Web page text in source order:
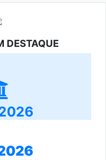
DESTAQUE